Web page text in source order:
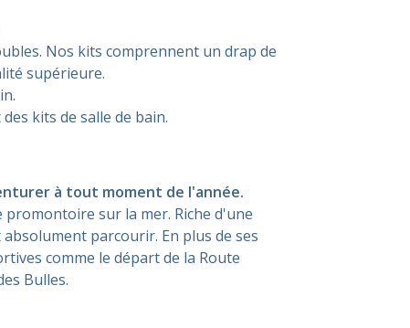
Nos kits comprennent un drap de
supérieure.
kits de salle de bain.
à tout moment de l'année.
sur la mer. Riche d'une
parcourir. En plus de ses
comme le départ de la Route
Bulles.